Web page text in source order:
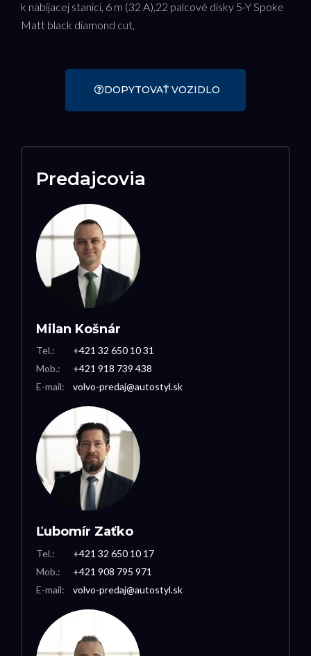
k nabíjacej stanici, 6 m (32 A),22 palcové disky 5-Y Spoke
Matt black diamond cut,
DOPYTOVAŤ VOZIDLO
Predajcovia
Milan Košnár
Tel.:
Mob.:
E-mail:
+421 32 650 10 31
+421 918 739 438
volvo-predaj@autostyl.sk
Ľubomír Zaťko
Tel.:
Mob.:
E-mail:
+421 32 650 10 17
+421 908 795 971
volvo-predaj@autostyl.sk